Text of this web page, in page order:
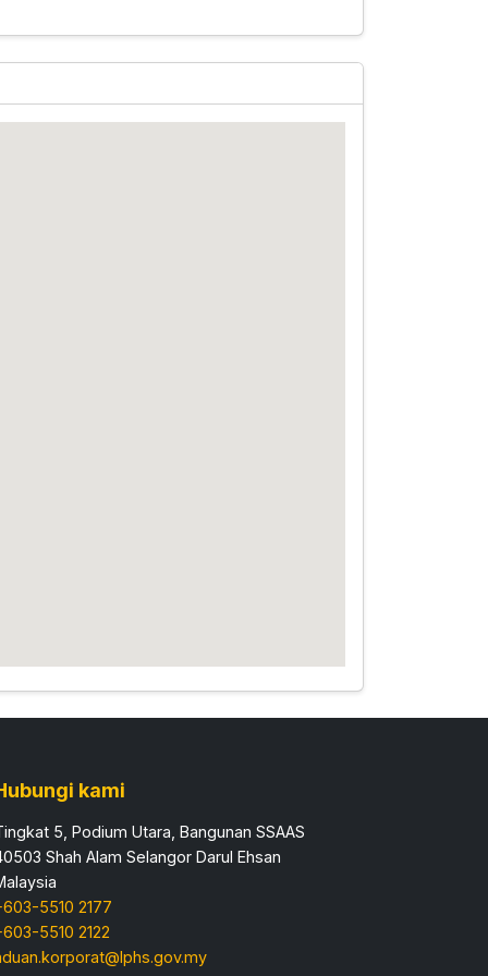
kami
5, Podium Utara, Bangunan SSAAS
Shah Alam Selangor Darul Ehsan
5510 2177
5510 2122